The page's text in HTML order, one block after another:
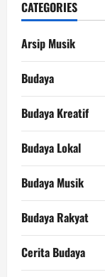
CATEGORIES
Arsip Musik
Budaya
Budaya Kreatif
Budaya Lokal
Budaya Musik
Budaya Rakyat
Cerita Budaya